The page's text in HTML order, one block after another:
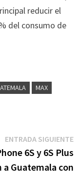
reducir el
del consumo de
MAX
ENTRADA SIGUIENTE
6S y 6S Plus
a Guatemala con